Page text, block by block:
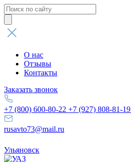
Поиск
товаров
О нас
Отзывы
Контакты
Заказать звонок
+7 (800) 600-80-22 +7 (927) 808-81-19
rusavto73@mail.ru
Ульяновск